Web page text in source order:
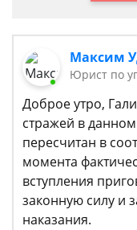
Максим
Юрист по
Доброе утро,
стражей в
пересчитан в
момента
вступления
законную силу и
наказания.